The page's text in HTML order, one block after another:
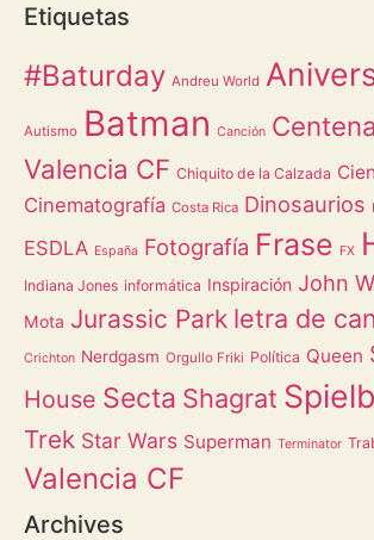
Etiquetas
#Baturday Andreu World
Autismo Batman Canción
Valencia CF Chiquito de la Calzada
Cinematografía Costa Rica Dinosaurios
ESDLA España Fotografía Frase FX
Indiana Jones informática Inspiración John
Mota Jurassic Park letra de
Crichton Nerdgasm Orgullo Friki Política Queen
House Secta Shagrat
Trek Star Wars Superman Terminator
Valencia CF
Archives